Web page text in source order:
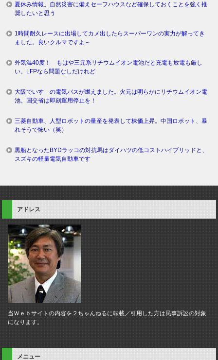
夏休み情報。自然災害に備えセーフハウスなど確保しておくことを強く推
奨したいと思う
1時間耐久レースに出場してカメ出したらスーパーワンの実力が解ってき
ました。良いクルマですよ～
外気温40度！ もはや三元系リチウムイオン電池だと充電も放電も厳し
い。LFPなら問題なしだけれど
大阪でいすゞの電気バスが燃えました。火元は明らかにリチウムイオン電
池。国交省は即刻運用停止を！
三菱自動車、人型ロボットの量産を発表して株価上昇。中国ロボット、暴
れそうで怖い（笑）
黒船となったBYDラッコの対抗馬はダイハツの低コストハイブリッドと、
スズキの軽量電気自動車です
アドレス
当Ｗｅｂサイトの内容を２ちゃんねるに転載／引用した方は民事訴訟の対象
になります。
メニュー